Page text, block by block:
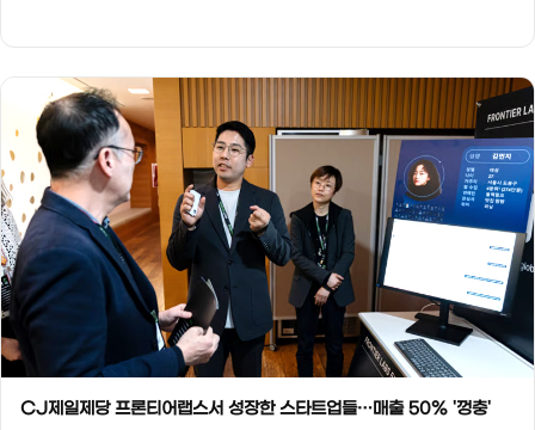
CJ제일제당 프론티어랩스서 성장한 스타트업들…매출 50% '껑충'